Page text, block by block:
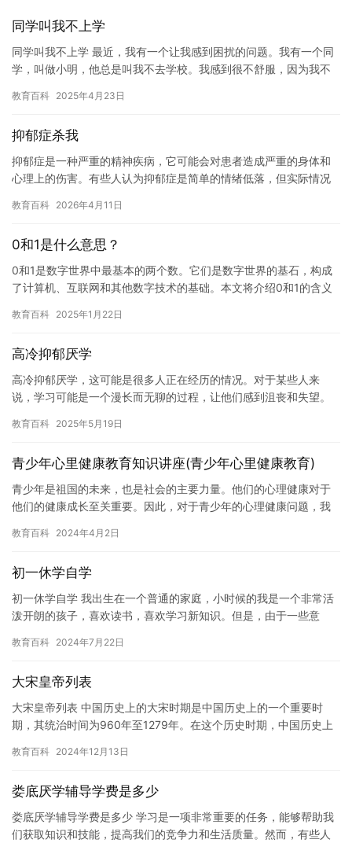
同学叫我不上学
同学叫我不上学 最近，我有一个让我感到困扰的问题。我有一个同
学，叫做小明，他总是叫我不去学校。我感到很不舒服，因为我不
笑，…
教育百科 2025年4月23日
抑郁症杀我
抑郁症是一种严重的精神疾病，它可能会对患者造成严重的身体和
心理上的伤害。有些人认为抑郁症是简单的情绪低落，但实际情况
严重的…
教育百科 2026年4月11日
0和1是什么意思？
0和1是数字世界中最基本的两个数。它们是数字世界的基石，构成
了计算机、互联网和其他数字技术的基础。本文将介绍0和1的含义
教育百科 2025年1月22日
高冷抑郁厌学
高冷抑郁厌学，这可能是很多人正在经历的情况。对于某些人来
说，学习可能是一个漫长而无聊的过程，让他们感到沮丧和失望。
的适合学…
教育百科 2025年5月19日
青少年心里健康教育知识讲座(青少年心里健康教育)
青少年是祖国的未来，也是社会的主要力量。他们的心理健康对于
他们的健康成长至关重要。因此，对于青少年的心理健康问题，我
焦虑…
教育百科 2024年4月2日
初一休学自学
初一休学自学 我出生在一个普通的家庭，小时候的我是一个非常活
泼开朗的孩子，喜欢读书，喜欢学习新知识。但是，由于一些意
难，但…
教育百科 2024年7月22日
大宋皇帝列表
大宋皇帝列表 中国历史上的大宋时期是中国历史上的一个重要时
期，其统治时间为960年至1279年。在这个历史时期，中国历史上
教育百科 2024年12月13日
娄底厌学辅导学费是多少
娄底厌学辅导学费是多少 学习是一项非常重要的任务，能够帮助我
们获取知识和技能，提高我们的竞争力和生活质量。然而，有些人